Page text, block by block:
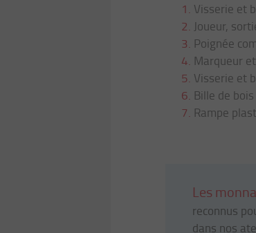
1. Visserie et
2. Joueur,
3. Poignée
4. Marqueur
5. Visserie et
6. Bille de
7. Rampe
Les
reconnus
dans nos